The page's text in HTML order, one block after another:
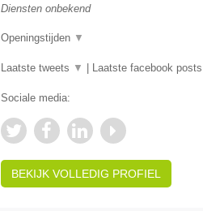
Diensten onbekend
Openingstijden ▼
Laatste tweets ▼ Laatste facebook posts
Sociale media:
BEKIJK VOLLEDIG PROFIEL